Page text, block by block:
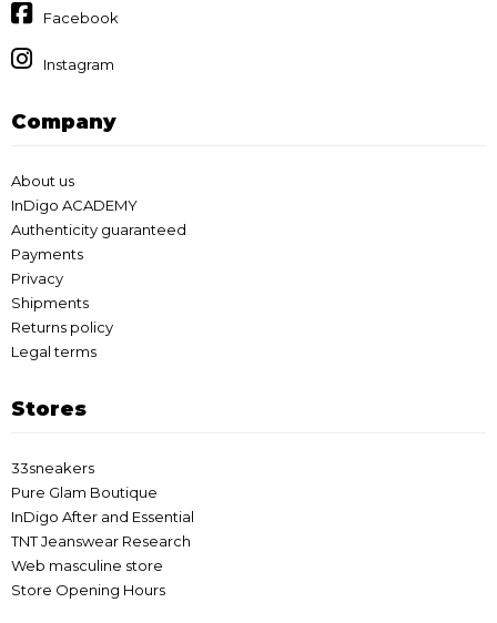
Facebook
Instagram
Company
About us
InDigo ACADEMY
Authenticity guaranteed
Payments
Privacy
Shipments
Returns policy
Legal terms
Stores
33sneakers
Pure Glam Boutique
InDigo After and Essential
TNT Jeanswear Research
Web masculine store
Store Opening Hours